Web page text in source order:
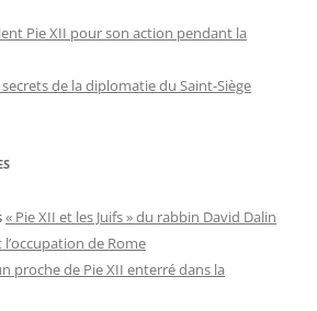
Pie XII pour son action pendant la
de la diplomatie du Saint-Siège
« Pie XII et les Juifs » du rabbin David Dalin
l’occupation de Rome
proche de Pie XII enterré dans la